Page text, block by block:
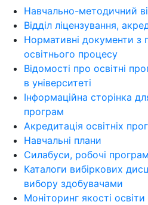
Навчально-методичний
Відділ ліцензування,
Нормативні документи з
освітнього процесу
Відомості про освітні
в університеті
Інформаційна сторінка
програм
Акредитація освітніх
Навчальні плани
Силабуси, робочі
Каталоги вибіркових
вибору здобувачами
Моніторинг якості освіти